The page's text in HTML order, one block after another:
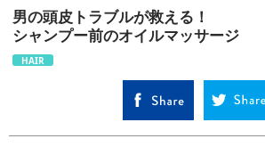
男の頭皮トラブルが救える！
シャンプー前のオイルマッサージ
HAIR